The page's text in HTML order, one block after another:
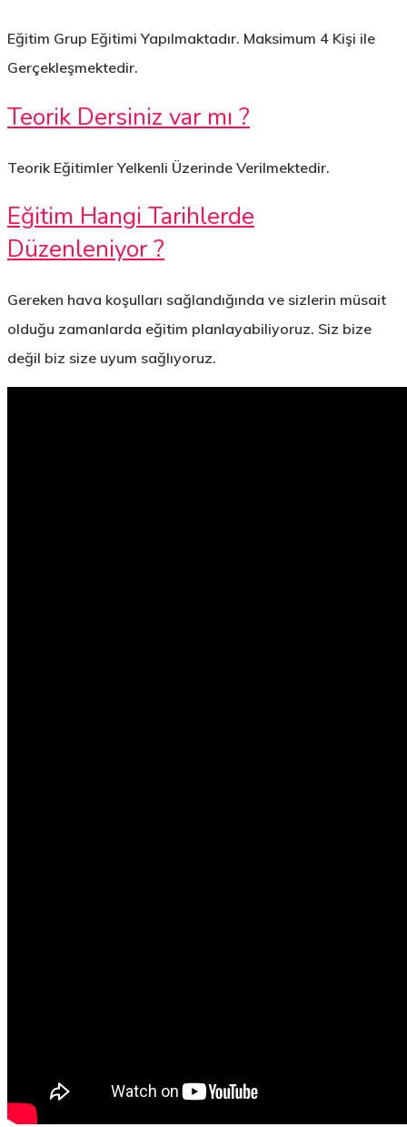
Eğitim Grup Eğitimi Yapılmaktadır. Maksimum 4 Kişi ile
Gerçekleşmektedir.
Teorik Dersiniz var mı ?
Teorik Eğitimler Yelkenli Üzerinde Verilmektedir.
Eğitim Hangi Tarihlerde
Düzenleniyor ?
Gereken hava koşulları sağlandığında ve sizlerin müsait
olduğu zamanlarda eğitim planlayabiliyoruz. Siz bize
değil biz size uyum sağlıyoruz.